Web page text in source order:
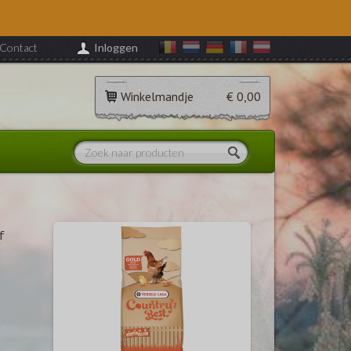
Contact Inloggen
Winkelmandje € 0,00